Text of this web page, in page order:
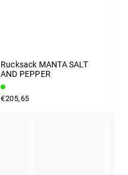
Rucksack MANTA SALT
AND PEPPER
€205,65